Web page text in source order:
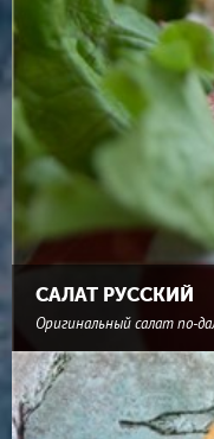
САЛАТ РУССКИЙ
Оригинальный салат по-